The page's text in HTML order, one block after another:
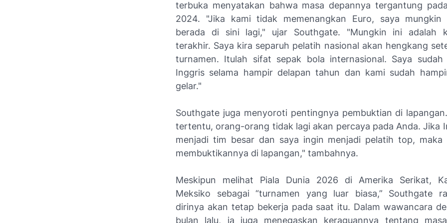
terbuka menyatakan bahwa masa depannya tergantung
2024. "Jika kami tidak memenangkan Euro, saya
berada di sini lagi," ujar Southgate. "Mungkin ini adalah
terakhir. Saya kira separuh pelatih nasional akan hengkang
turnamen. Itulah sifat sepak bola internasional. Saya sudah
Inggris selama hampir delapan tahun dan kami sudah
gelar."
Southgate juga menyoroti pentingnya pembuktian di
tertentu, orang-orang tidak lagi akan percaya pada Anda. Jika
menjadi tim besar dan saya ingin menjadi pelatih top, maka
membuktikannya di lapangan," tambahnya.
Meskipun melihat Piala Dunia 2026 di Amerika Serikat,
Meksiko sebagai “turnamen yang luar biasa,” Southgate
dirinya akan tetap bekerja pada saat itu. Dalam wawancara
bulan lalu, ia juga menegaskan keraguannya tentang